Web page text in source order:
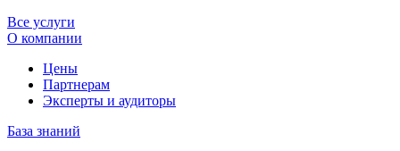
Все услуги
О компании
Цены
Партнерам
Эксперты и аудиторы
База знаний